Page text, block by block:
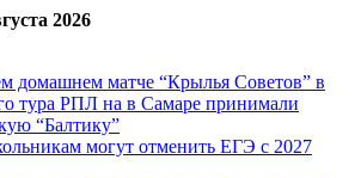
2026
домашнем матче “Крылья Советов” в
тура РПЛ на в Самаре принимали
“Балтику”
могут отменить ЕГЭ с 2027